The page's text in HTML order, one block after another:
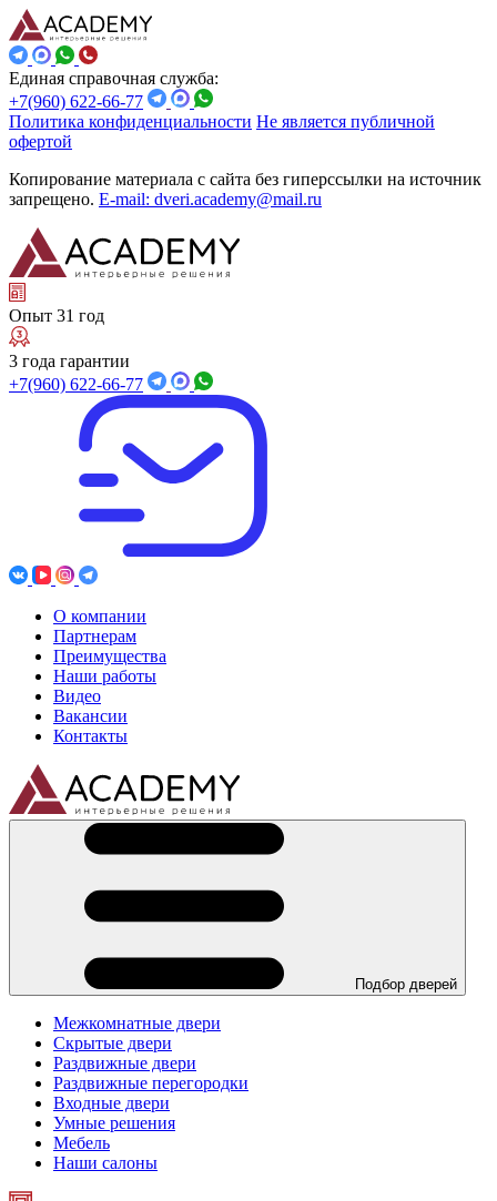
Единая справочная служба:
+7(960) 622-66-77
Политика конфиденциальности Не является публичной
офертой
Копирование материала с сайта без гиперссылки на источник
запрещено. E-mail: dveri.academy@mail.ru
Опыт 31 год
3 года гарантии
+7(960) 622-66-77
О компании
Партнерам
Преимущества
Наши работы
Видео
Вакансии
Контакты
Подбор дверей
Межкомнатные двери
Скрытые двери
Раздвижные двери
Раздвижные перегородки
Входные двери
Умные решения
Мебель
Наши салоны